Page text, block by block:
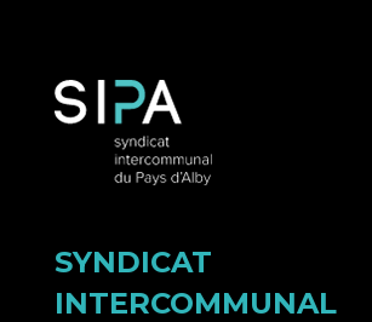
SYNDICAT
INTERCOMMUNAL